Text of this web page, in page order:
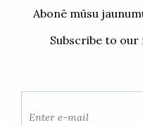
Krūšturis 852